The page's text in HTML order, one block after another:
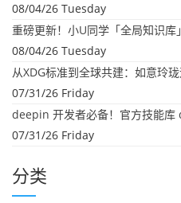
08/04/26 Tuesday
08/04/26 Tuesday
从XDG标准到全球共建：如意玲
07/31/26 Friday
deepin 开发者必备！官方技能
07/31/26 Friday
分类